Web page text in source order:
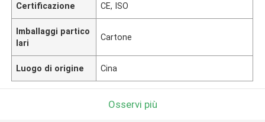
Certificazione CE, ISO
Imballaggi partico
lari
Cartone
Luogo di origine Cina
Osservi più